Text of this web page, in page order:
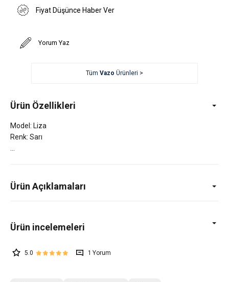
Fiyat Düşünce Haber Ver
Yorum Yaz
Tüm Vazo Ürünleri >
Ürün Özellikleri
Model: Liza
Renk: Sarı
Ürün Açıklamaları
5.0 1